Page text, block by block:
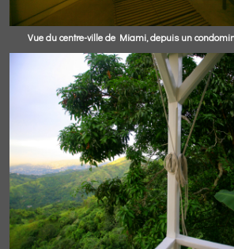
Vue du centre-ville de Miami, depuis un